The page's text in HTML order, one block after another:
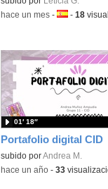
-hace un mes- Idioma:
- 18
Portafolio digital CID
Contenido educativo.
subido porAndrea M.
01′ 18″
-hace un año- 33